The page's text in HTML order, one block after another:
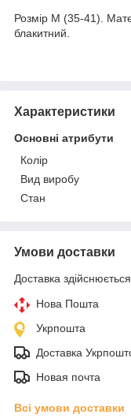
Розмір М (35-41).
блакитний.
Характеристики
Основні атрибути
Колір
Вид виробу
Стан
Умови доставки
Доставка
Нова Пошта
Укрпошта
Доставка
Новая почта
Всі умови доставки